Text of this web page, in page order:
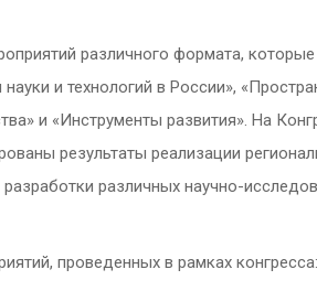
различного формата,
и технологий в России»,
и «Инструменты развития». На
результаты реализации
различных научно-
проведенных в рамках конгресса: